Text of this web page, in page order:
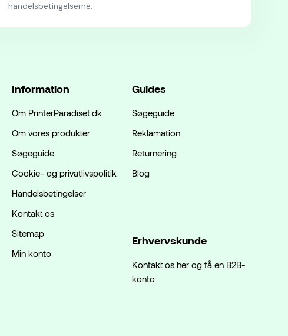
handelsbetingelserne.
Information
Om PrinterParadiset.dk
Om vores produkter
Søgeguide
Cookie- og privatlivspolitik
Handelsbetingelser
Kontakt os
Sitemap
Min konto
Guides
Søgeguide
Reklamation
Returnering
Blog
Erhvervskunde
Kontakt os her og få en B2B-
konto